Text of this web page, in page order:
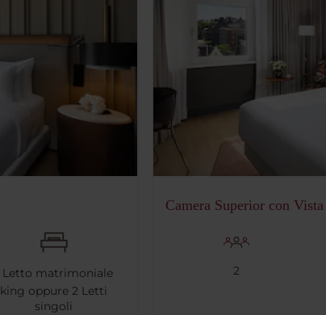
Letto matrimoniale
king oppure2 Letti
singoli
Camera Superior con Vista
2